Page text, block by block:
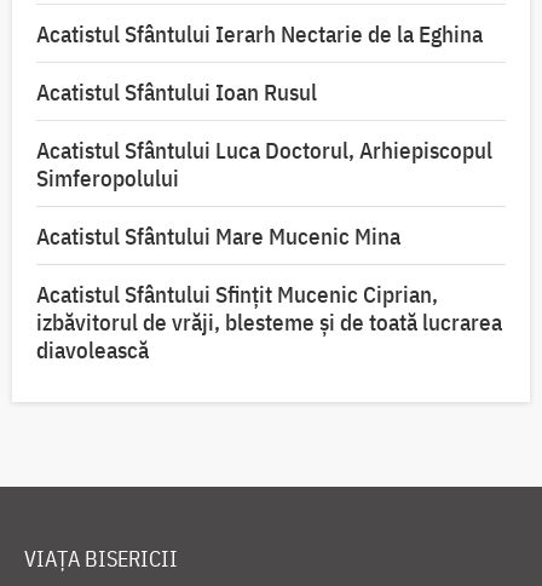
Acatistul Sfântului Ierarh Nectarie de la Eghina
Acatistul Sfântului Ioan Rusul
Acatistul Sfântului Luca Doctorul, Arhiepiscopul
Simferopolului
Acatistul Sfântului Mare Mucenic Mina
Acatistul Sfântului Sfințit Mucenic Ciprian,
izbăvitorul de vrăji, blesteme și de toată lucrarea
diavolească
VIAȚA BISERICII